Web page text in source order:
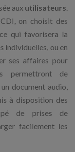
aux utilisateurs.
on choisit des
qui favorisera la
individuelles, ou en
ses affaires pour
permettront de
document audio,
à disposition des
de prises de
facilement les